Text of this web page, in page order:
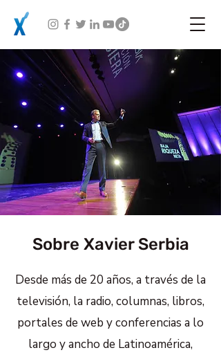
Sobre Xavier Serbia
Desde más de 20 años, a través de la
televisión, la radio, columnas, libros,
portales de web y conferencias a lo
largo y ancho de Latinoamérica,